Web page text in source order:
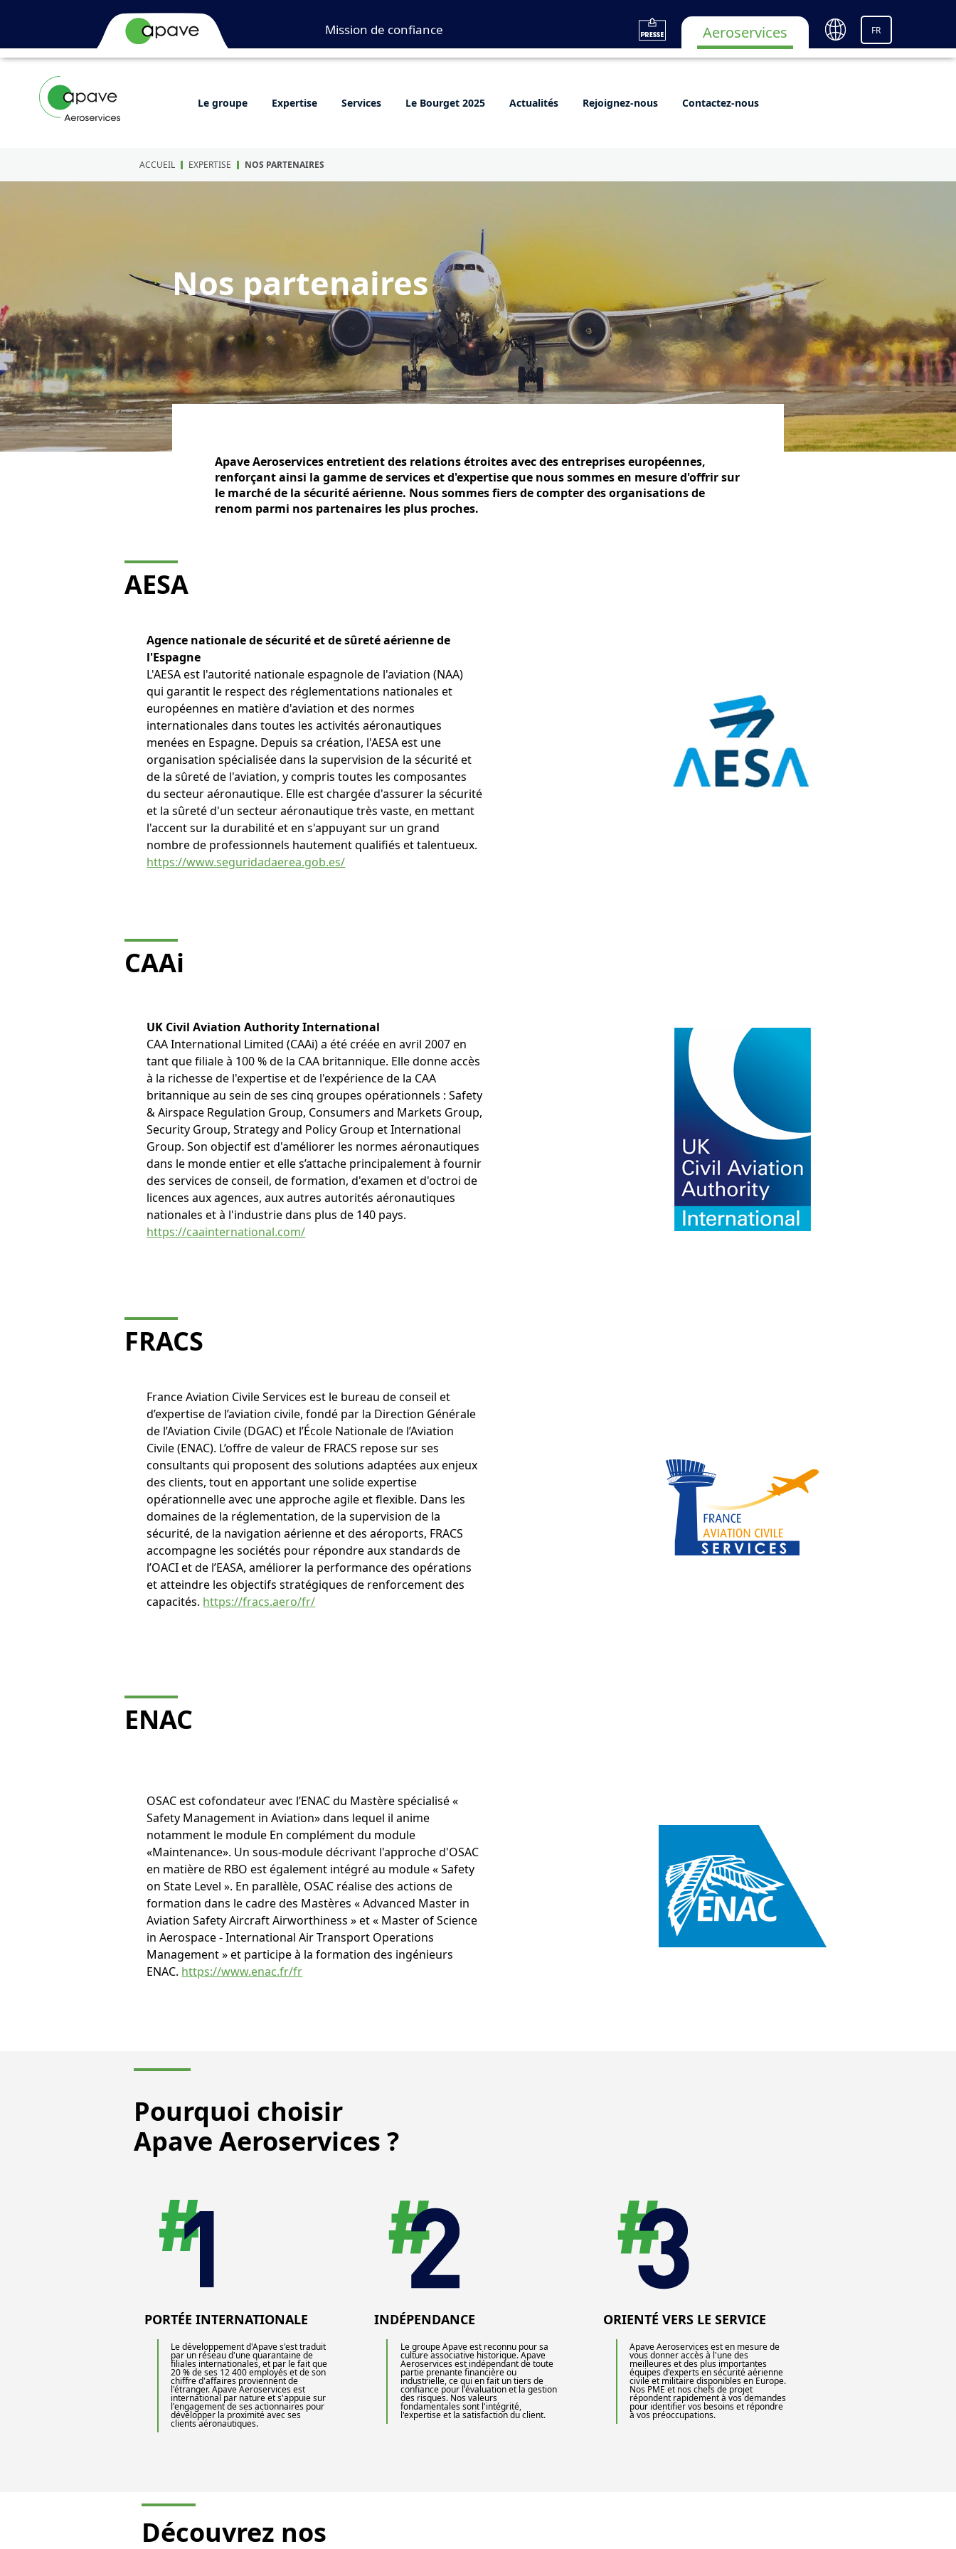
Mission de confiance Aeroservices FR
Le groupe Expertise Services Le Bourget 2025 Actualités Rejoignez-nous Contactez-nous
ACCUEIL EXPERTISE NOS PARTENAIRES
Nos partenaires
Apave Aeroservices entretient des relations étroites avec des entreprises européennes,
renforçant ainsi la gamme de services et d'expertise que nous sommes en mesure d'offrir sur
le marché de la sécurité aérienne. Nous sommes fiers de compter des organisations de
renom parmi nos partenaires les plus proches.
AESA
Agence nationale de sécurité et de sûreté aérienne de
l'Espagne
L'AESA est l'autorité nationale espagnole de l'aviation (NAA)
qui garantit le respect des réglementations nationales et
européennes en matière d'aviation et des normes
internationales dans toutes les activités aéronautiques
menées en Espagne. Depuis sa création, l'AESA est une
organisation spécialisée dans la supervision de la sécurité et
de la sûreté de l'aviation, y compris toutes les composantes
du secteur aéronautique. Elle est chargée d'assurer la sécurité
et la sûreté d'un secteur aéronautique très vaste, en mettant
l'accent sur la durabilité et en s'appuyant sur un grand
nombre de professionnels hautement qualifiés et talentueux.
https://www.seguridadaerea.gob.es/
CAAi
UK Civil Aviation Authority International
CAA International Limited (CAAi) a été créée en avril 2007 en
tant que filiale à 100 % de la CAA britannique. Elle donne accès
à la richesse de l'expertise et de l'expérience de la CAA
britannique au sein de ses cinq groupes opérationnels : Safety
& Airspace Regulation Group, Consumers and Markets Group,
Security Group, Strategy and Policy Group et International
Group. Son objectif est d'améliorer les normes aéronautiques
dans le monde entier et elle s’attache principalement à fournir
des services de conseil, de formation, d'examen et d'octroi de
licences aux agences, aux autres autorités aéronautiques
nationales et à l'industrie dans plus de 140 pays.
https://caainternational.com/
FRACS
France Aviation Civile Services est le bureau de conseil et
d’expertise de l’aviation civile, fondé par la Direction Générale
de l’Aviation Civile (DGAC) et l’École Nationale de l’Aviation
Civile (ENAC). L’offre de valeur de FRACS repose sur ses
consultants qui proposent des solutions adaptées aux enjeux
des clients, tout en apportant une solide expertise
opérationnelle avec une approche agile et flexible. Dans les
domaines de la réglementation, de la supervision de la
sécurité, de la navigation aérienne et des aéroports, FRACS
accompagne les sociétés pour répondre aux standards de
l’OACI et de l’EASA, améliorer la performance des opérations
et atteindre les objectifs stratégiques de renforcement des
capacités. https://fracs.aero/fr/
ENAC
OSAC est cofondateur avec l’ENAC du Mastère spécialisé «
Safety Management in Aviation» dans lequel il anime
notamment le module En complément du module
«Maintenance». Un sous-module décrivant l'approche d'OSAC
en matière de RBO est également intégré au module « Safety
on State Level ». En parallèle, OSAC réalise des actions de
formation dans le cadre des Mastères « Advanced Master in
Aviation Safety Aircraft Airworthiness » et « Master of Science
in Aerospace - International Air Transport Operations
Management » et participe à la formation des ingénieurs
ENAC. https://www.enac.fr/fr
Pourquoi choisir
Apave Aeroservices ?
PORTÉE INTERNATIONALE
Le développement d'Apave s'est traduit
par un réseau d'une quarantaine de
filiales internationales, et par le fait que
20 % de ses 12 400 employés et de son
chiffre d'affaires proviennent de
l'étranger. Apave Aeroservices est
international par nature et s'appuie sur
l'engagement de ses actionnaires pour
développer la proximité avec ses
clients aéronautiques.
INDÉPENDANCE
Le groupe Apave est reconnu pour sa
culture associative historique. Apave
Aeroservices est indépendant de toute
partie prenante financière ou
industrielle, ce qui en fait un tiers de
confiance pour l'évaluation et la gestion
des risques. Nos valeurs
fondamentales sont l'intégrité,
l'expertise et la satisfaction du client.
ORIENTÉ VERS LE SERVICE
Apave Aeroservices est en mesure de
vous donner accès à l'une des
meilleures et des plus importantes
équipes d'experts en sécurité aérienne
civile et militaire disponibles en Europe.
Nos PME et nos chefs de projet
répondent rapidement à vos demandes
pour identifier vos besoins et répondre
à vos préoccupations.
Découvrez nos